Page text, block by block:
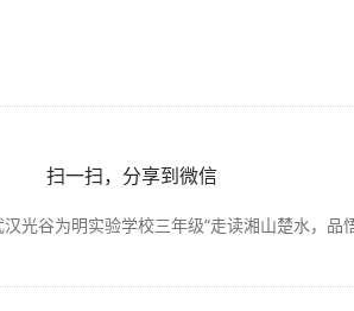
扫一扫，分享到微信